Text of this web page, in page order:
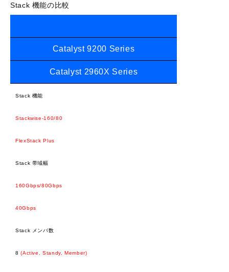
Stack 機能の比較
Catalyst 9200 Series
Catalyst 2960X Series
Stack 機能
Stackwise-160/80
FlexStack Plus
Stack 帯域幅
160Gbps/80Gbps
40Gbps
Stack メンバ数
8(Active, Standy, Member)